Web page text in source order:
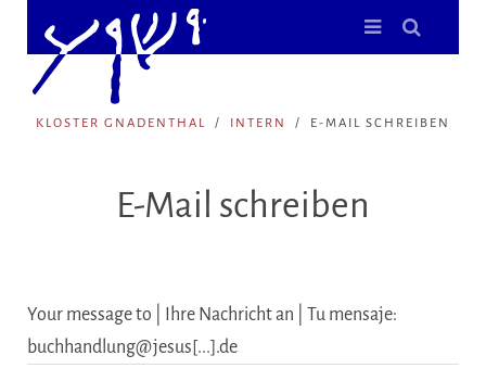
KLOSTER GNADENTHAL INTERN E-MAIL SCHREIBEN
E-Mail schreiben
Your message to | Ihre Nachricht an | Tu mensaje:
buchhandlung@jesus[...].de